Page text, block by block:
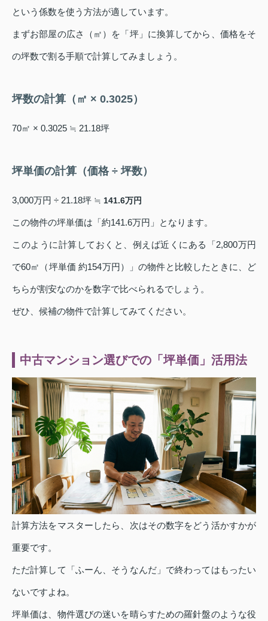
という係数を使う方法が適しています。
まずお部屋の広さ（㎡）を「坪」に換算してから、価格をそ
の坪数で割る手順で計算してみましょう。
坪数の計算（㎡ × 0.3025）
70㎡ × 0.3025 ≒ 21.18坪
坪単価の計算（価格 ÷ 坪数）
3,000万円 ÷ 21.18坪 ≒ 141.6万円
この物件の坪単価は「約141.6万円」となります。
このように計算しておくと、例えば近くにある「2,800万円
で60㎡（坪単価 約154万円）」の物件と比較したときに、ど
ちらが割安なのかを数字で比べられるでしょう。
ぜひ、候補の物件で計算してみてください。
中古マンション選びでの「坪単価」活用法
計算方法をマスターしたら、次はその数字をどう活かすかが
重要です。
ただ計算して「ふーん、そうなんだ」で終わってはもったい
ないですよね。
坪単価は、物件選びの迷いを晴らすための羅針盤のような役